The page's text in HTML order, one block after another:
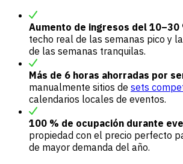
Aumento de ingresos del 10–30
techo real de las semanas pico y
de las semanas tranquilas.
Más de 6 horas ahorradas por
manualmente sitios de sets
calendarios locales de eventos.
100 % de ocupación durante
propiedad con el precio perfecto
de mayor demanda del año.